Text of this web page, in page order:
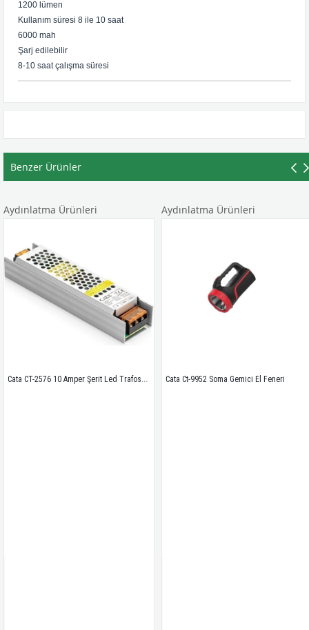
1200 lümen
Kullanım süresi 8 ile 10 saat
6000 mah
Şarj edilebilir
8-10 saat çalışma süresi
Benzer Ürünler
Ürünleri
Cata CT-2576 10 Amper Şerit Led Trafosu 120W Slim Model 3 Çip
Aydınlatma Ürünleri
Cata Ct-9952 Soma Gemici El Feneri